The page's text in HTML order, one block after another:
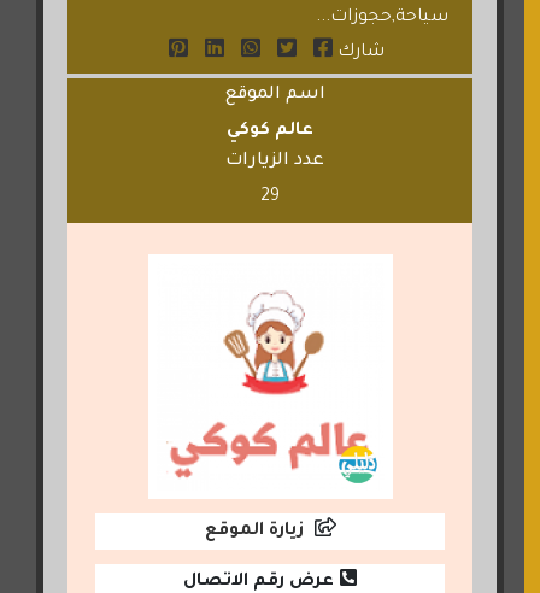
سياحة,حجوزات...
شارك
اسم الموقع
عالم كوكي
عدد الزيارات
29
زيارة الموقع
عرض رقم الاتصال